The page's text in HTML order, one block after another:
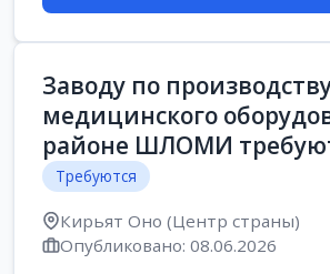
Заводу по
медицинского
районе ШЛОМИ
Требуются
Кирьят Оно (Центр страны)
Опубликовано: 08.06.2026